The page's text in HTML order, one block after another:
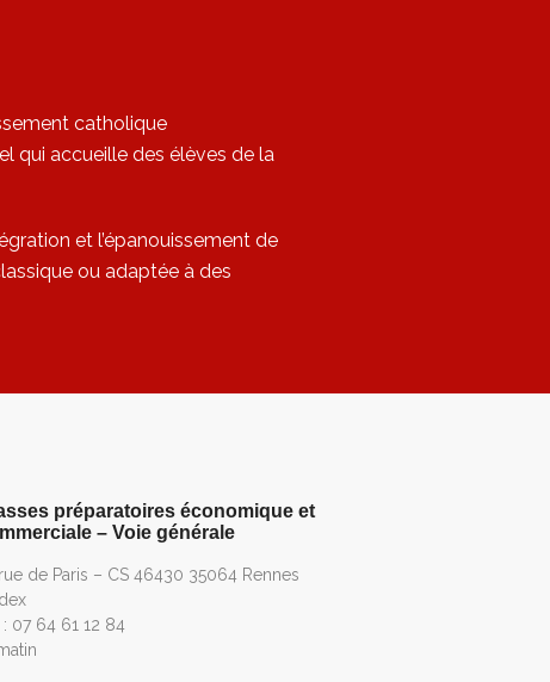
catholique
qui accueille des élèves de la
et l’épanouissement de
ou adaptée à des
préparatoires économique et
– Voie générale
de Paris – CS 46430 35064 Rennes
: 07 64 61 12 84